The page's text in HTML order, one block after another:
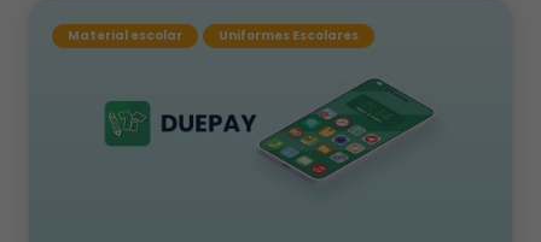
Material escolar Uniformes Escolares